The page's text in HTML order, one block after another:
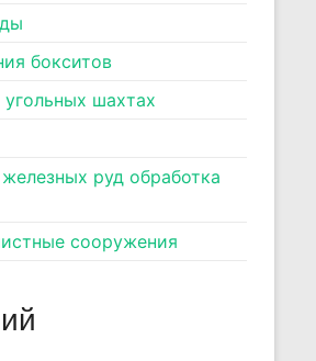
бокситов
шахтах
руд обработка
сооружения